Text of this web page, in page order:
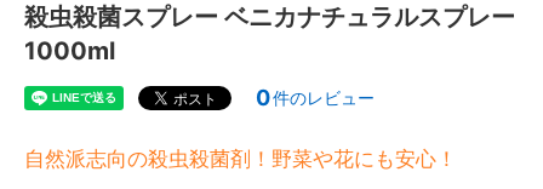
殺虫殺菌スプレー ベニカナチュラルスプレー
1000ml
0件のレビュー
自然派志向の殺虫殺菌剤！野菜や花にも安心！